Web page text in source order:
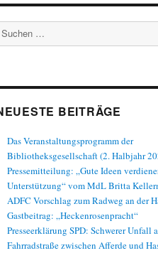
Suchen
BEITRÄGE
Das Veranstaltungsprogramm der
Bibliotheksgesellschaft (2. Halbjahr
Pressemitteilung: „Gute Ideen
Unterstützung“ vom MdL Britta
ADFC Vorschlag zum Radweg an der
Gastbeitrag: „Heckenrosenpracht“
Presseerklärung SPD: Schwerer Unfall
Fahrradstraße zwischen Afferde und